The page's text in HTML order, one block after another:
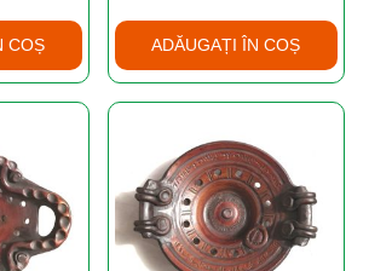
COȘ ADĂUGAȚI ÎN COȘ